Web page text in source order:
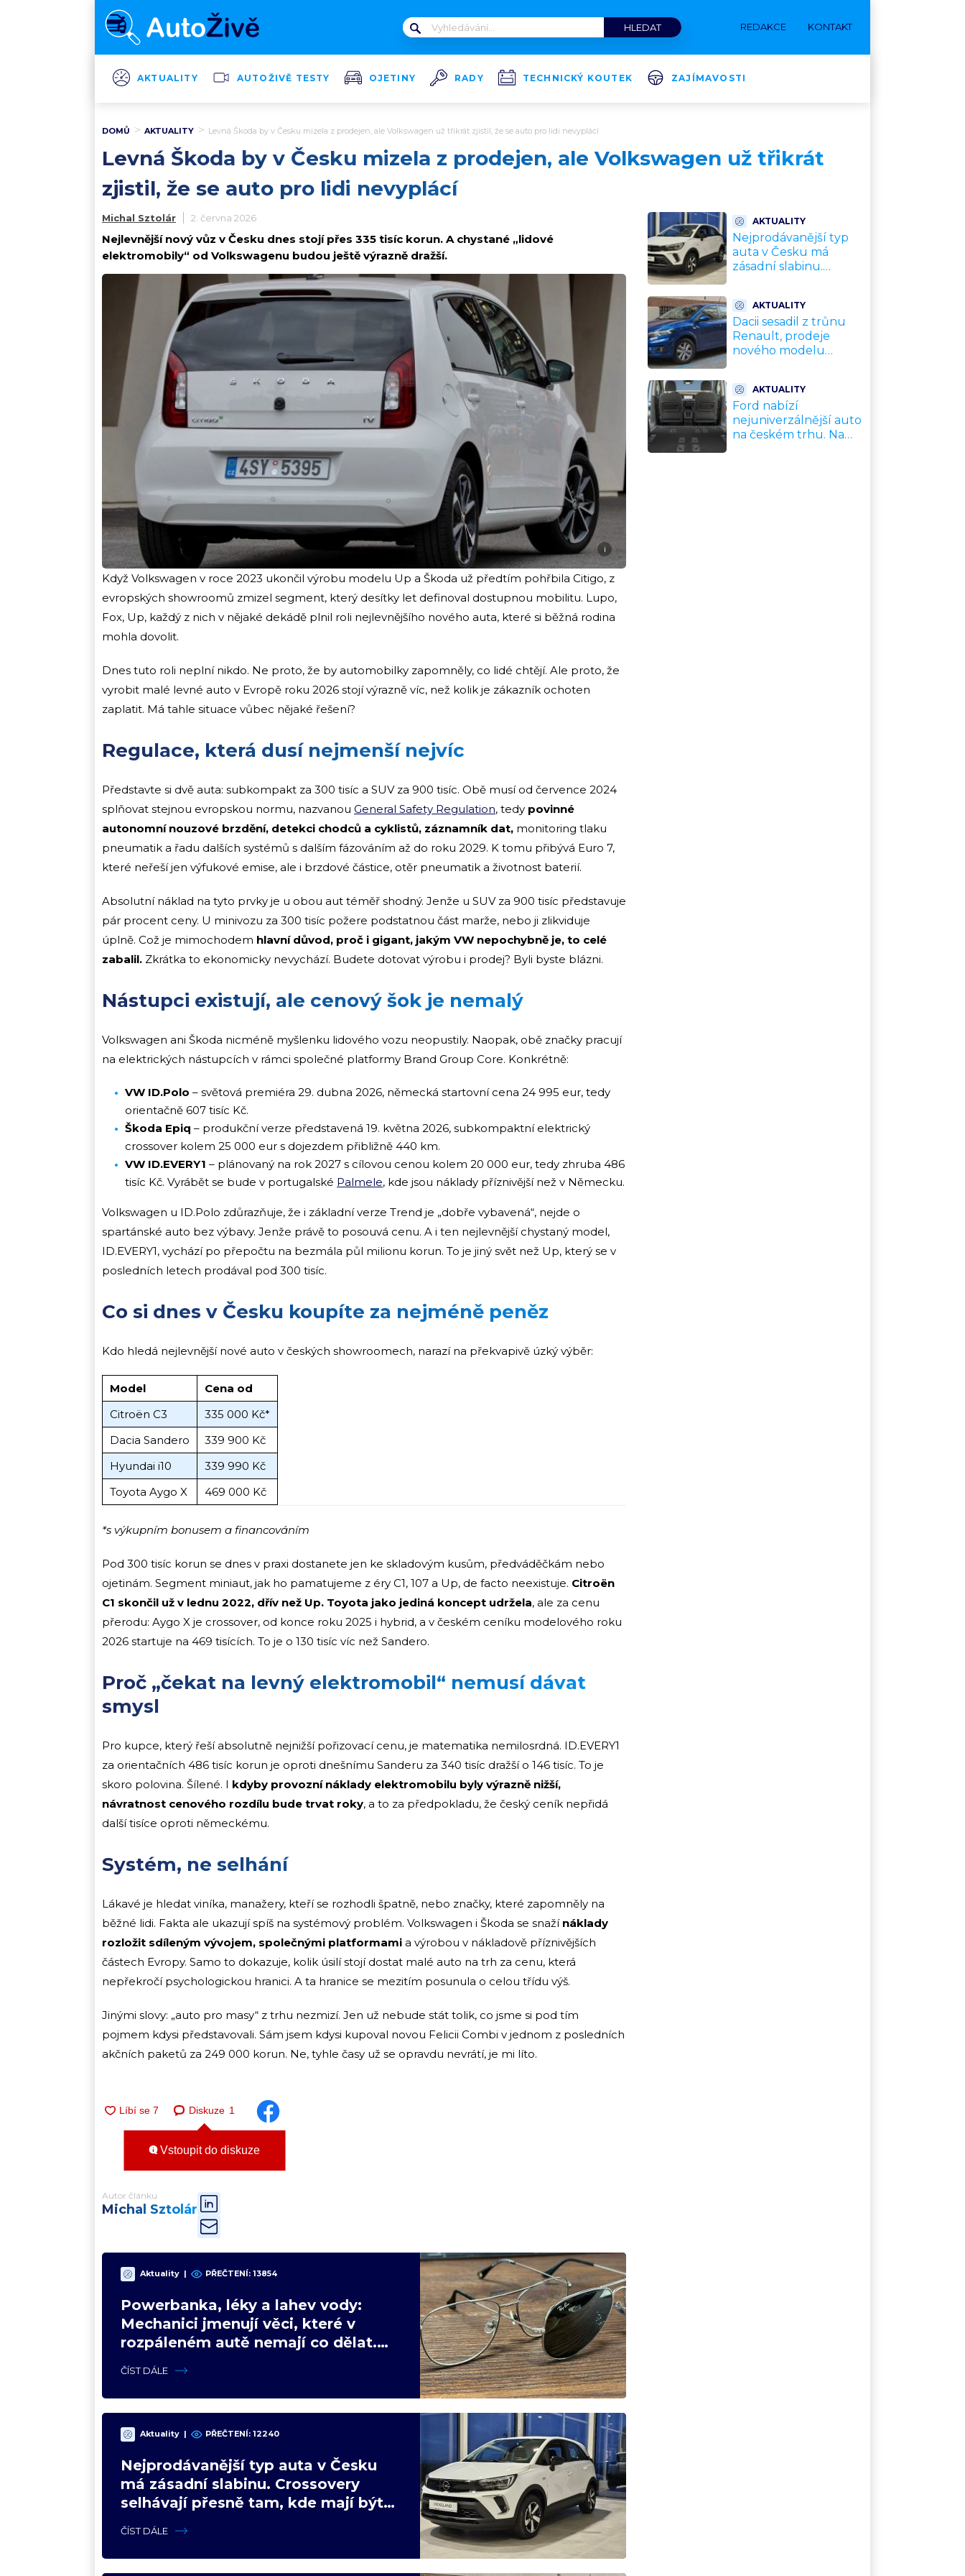
REDAKCE KONTAKT
AKTUALITY AUTOŽIVĚ TESTY OJETINY RADY TECHNICKÝ KOUTEK ZAJÍMAVOSTI
DOMŮ AKTUALITY Levná Škoda by v Česku mizela z prodejen, ale Volkswagen už třikrát zjistil, že se auto pro lidi nevyplácí
Levná Škoda by v Česku mizela z prodejen, ale Volkswagen už třikrát
zjistil, že se auto pro lidi nevyplácí
Michal Sztolár 2. června 2026
Nejlevnější nový vůz v Česku dnes stojí přes 335 tisíc korun. A chystané „lidové
elektromobily“ od Volkswagenu budou ještě výrazně dražší.
i
Když Volkswagen v roce 2023 ukončil výrobu modelu Up a Škoda už předtím pohřbila Citigo, z
evropských showroomů zmizel segment, který desítky let definoval dostupnou mobilitu. Lupo,
Fox, Up, každý z nich v nějaké dekádě plnil roli nejlevnějšího nového auta, které si běžná rodina
mohla dovolit.
Dnes tuto roli neplní nikdo. Ne proto, že by automobilky zapomněly, co lidé chtějí. Ale proto, že
vyrobit malé levné auto v Evropě roku 2026 stojí výrazně víc, než kolik je zákazník ochoten
zaplatit. Má tahle situace vůbec nějaké řešení?
Regulace, která dusí nejmenší nejvíc
Představte si dvě auta: subkompakt za 300 tisíc a SUV za 900 tisíc. Obě musí od července 2024
splňovat stejnou evropskou normu, nazvanou General Safety Regulation, tedy povinné
autonomní nouzové brzdění, detekci chodců a cyklistů, záznamník dat, monitoring tlaku
pneumatik a řadu dalších systémů s dalším fázováním až do roku 2029. K tomu přibývá Euro 7,
které neřeší jen výfukové emise, ale i brzdové částice, otěr pneumatik a životnost baterií.
Absolutní náklad na tyto prvky je u obou aut téměř shodný. Jenže u SUV za 900 tisíc představuje
pár procent ceny. U minivozu za 300 tisíc požere podstatnou část marže, nebo ji zlikviduje
úplně. Což je mimochodem hlavní důvod, proč i gigant, jakým VW nepochybně je, to celé
zabalil. Zkrátka to ekonomicky nevychází. Budete dotovat výrobu i prodej? Byli byste blázni.
Nástupci existují, ale cenový šok je nemalý
Volkswagen ani Škoda nicméně myšlenku lidového vozu neopustily. Naopak, obě značky pracují
na elektrických nástupcích v rámci společné platformy Brand Group Core. Konkrétně:
VW ID.Polo – světová premiéra 29. dubna 2026, německá startovní cena 24 995 eur, tedy
orientačně 607 tisíc Kč.
Škoda Epiq – produkční verze představená 19. května 2026, subkompaktní elektrický
crossover kolem 25 000 eur s dojezdem přibližně 440 km.
VW ID.EVERY1 – plánovaný na rok 2027 s cílovou cenou kolem 20 000 eur, tedy zhruba 486
tisíc Kč. Vyrábět se bude v portugalské Palmele, kde jsou náklady příznivější než v Německu.
Volkswagen u ID.Polo zdůrazňuje, že i základní verze Trend je „dobře vybavená“, nejde o
spartánské auto bez výbavy. Jenže právě to posouvá cenu. A i ten nejlevnější chystaný model,
ID.EVERY1, vychází po přepočtu na bezmála půl milionu korun. To je jiný svět než Up, který se v
posledních letech prodával pod 300 tisíc.
Co si dnes v Česku koupíte za nejméně peněz
Kdo hledá nejlevnější nové auto v českých showroomech, narazí na překvapivě úzký výběr:
Model
Cena od
Citroën C3
335 000 Kč*
Dacia Sandero
339 900 Kč
Hyundai i10
339 990 Kč
Toyota Aygo X
469 000 Kč
*s výkupním bonusem a financováním
Pod 300 tisíc korun se dnes v praxi dostanete jen ke skladovým kusům, předváděčkám nebo
ojetinám. Segment miniaut, jak ho pamatujeme z éry C1, 107 a Up, de facto neexistuje. Citroën
C1 skončil už v lednu 2022, dřív než Up. Toyota jako jediná koncept udržela, ale za cenu
přerodu: Aygo X je crossover, od konce roku 2025 i hybrid, a v českém ceníku modelového roku
2026 startuje na 469 tisících. To je o 130 tisíc víc než Sandero.
Proč „čekat na levný elektromobil“ nemusí dávat
smysl
Pro kupce, který řeší absolutně nejnižší pořizovací cenu, je matematika nemilosrdná. ID.EVERY1
za orientačních 486 tisíc korun je oproti dnešnímu Sanderu za 340 tisíc dražší o 146 tisíc. To je
skoro polovina. Šílené. I kdyby provozní náklady elektromobilu byly výrazně nižší,
návratnost cenového rozdílu bude trvat roky, a to za předpokladu, že český ceník nepřidá
další tisíce oproti německému.
Systém, ne selhání
Lákavé je hledat viníka, manažery, kteří se rozhodli špatně, nebo značky, které zapomněly na
běžné lidi. Fakta ale ukazují spíš na systémový problém. Volkswagen i Škoda se snaží náklady
rozložit sdíleným vývojem, společnými platformami a výrobou v nákladově příznivějších
částech Evropy. Samo to dokazuje, kolik úsilí stojí dostat malé auto na trh za cenu, která
nepřekročí psychologickou hranici. A ta hranice se mezitím posunula o celou třídu výš.
Jinými slovy: „auto pro masy“ z trhu nezmizí. Jen už nebude stát tolik, co jsme si pod tím
pojmem kdysi představovali. Sám jsem kdysi kupoval novou Felicii Combi v jednom z posledních
akčních paketů za 249 000 korun. Ne, tyhle časy už se opravdu nevrátí, je mi líto.
Diskuze 1
Vstoupit do diskuze
Autor článku
Michal Sztolár
Aktuality | PŘEČTENÍ: 13854
Powerbanka, léky a lahev vody:
Mechanici jmenují věci, které v
rozpáleném autě nemají co dělat.
Hrozí i požár
ČÍST DÁLE
Aktuality | PŘEČTENÍ: 12240
Nejprodávanější typ auta v Česku
má zásadní slabinu. Crossovery
selhávají přesně tam, kde mají být
nejsilnější
ČÍST DÁLE
AKTUALITY
Nejprodávanější typ
auta v Česku má
zásadní slabinu.
být nejsilnější
AKTUALITY
Dacii sesadil z trůnu
Renault, prodeje
nového modelu
jedou svojí pohádku
AKTUALITY
Ford nabízí
nejuniverzálnější auto
na českém trhu. Na